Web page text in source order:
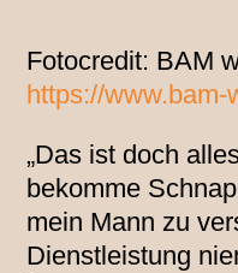
Fotocredit: BAM
https://
„Das ist doch
bekomme
mein Mann zu
Dienstleistung